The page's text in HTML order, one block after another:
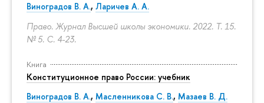
Виноградов В. А., Ларичев А. А.
Право. Журнал Высшей школы экономики. 2022. Т. 15.
№ 5. С. 4-23.
Книга
Конституционное право России: учебник
Виноградов В. А., Масленникова С. В., Мазаев В. Д.